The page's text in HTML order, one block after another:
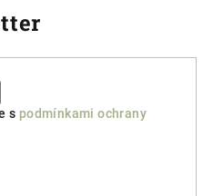
s podmínkami ochrany